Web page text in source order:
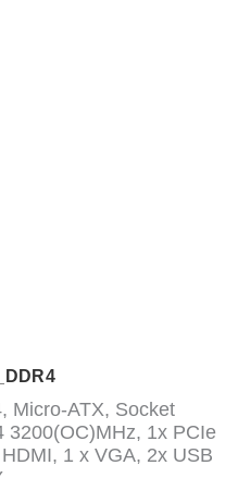
Micro-ATX, Socket
3200(OC)MHz, 1x PCIe
1 x VGA, 2x USB